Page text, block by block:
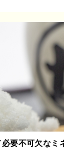
要不可欠なミ